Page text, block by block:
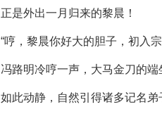
正是外出一月归来的黎晨！
“哼，黎晨你好大的胆子，初入
冯路明冷哼一声，大马金刀的端
如此动静，自然引得诸多记名弟